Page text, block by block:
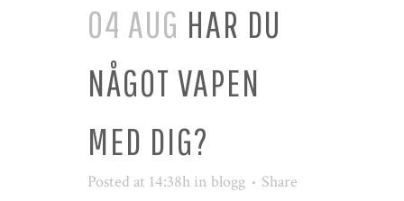
04 AUG HAR DU
NÅGOT VAPEN
MED DIG?
Posted at 14:38h in blogg Share